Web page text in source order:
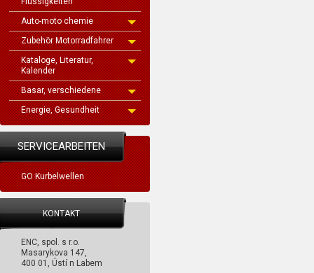
Auto-moto chemie
Zubehör Motorradfahrer
Kataloge, Literatur,
Kalender
Basar, verschiedene
Energie, Gesundheit
SERVICEARBEITEN
GO Kurbelwellen
KONTAKT
ENC, spol. s r.o.
Masarykova 147,
400 01, Ústí n Labem